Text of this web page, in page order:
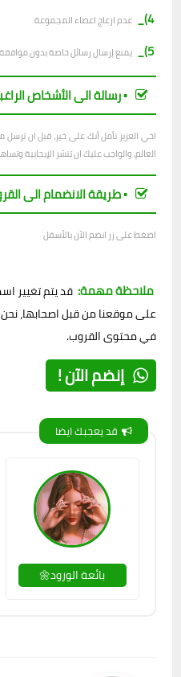
4)_ عدم ازعاج اعضاء المجموعة.
5)_ يمنع إرسال رسائل خاصة بدون
▪︎ رسالة الى الأشخاص
اخي العزيز نأمل أنك على خير، قبل ان
العالم، والواجب عليك ان تنشر الإيجابية
▪︎ طريقة الانضمام الى
اضغط على زر انضم الآن بالأسفل
ملاحظة مهمة: قد يتم تغيير
على موقعنا من قبل اصحابها،
في محتوى القروب.
إنضم الآن !
قد يعجبك ايضا
بائعة الورود🌼